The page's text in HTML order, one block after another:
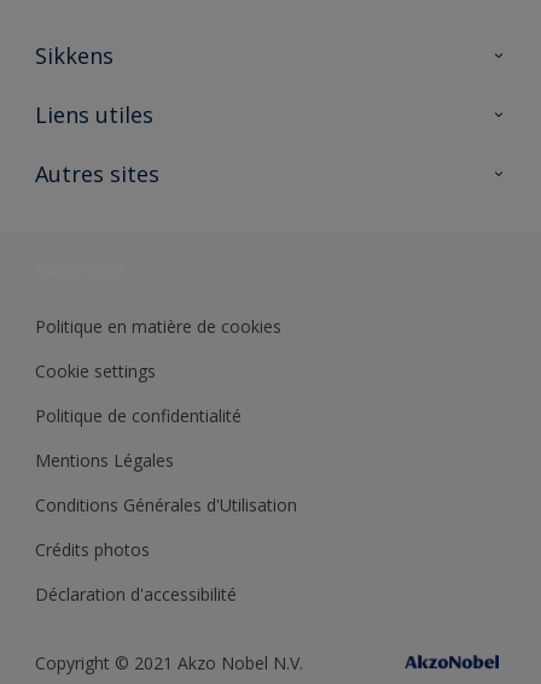
Sikkens
A propos de Sikkens
Liens utiles
Ouvrir un magasin PASS
Autres sites
Politique en matière de cookies
Cookie settings
Politique de confidentialité
Mentions Légales
Conditions Générales d'Utilisation
Crédits photos
Déclaration d'accessibilité
Copyright © 2021 Akzo Nobel N.V.